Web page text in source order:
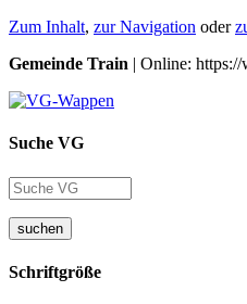
Zum Inhalt, zur Navigation oder
Gemeinde Train | Online:
Suche VG
suchen
Schriftgröße